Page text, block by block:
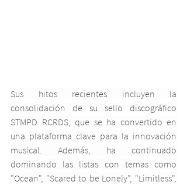
Sus hitos recientes incluyen la
consolidación de su sello discográfico
STMPD RCRDS, que se ha convertido en
una plataforma clave para la innovación
musical. Además, ha continuado
dominando las listas con temas como
"Ocean", "Scared to be Lonely", "Limitless",